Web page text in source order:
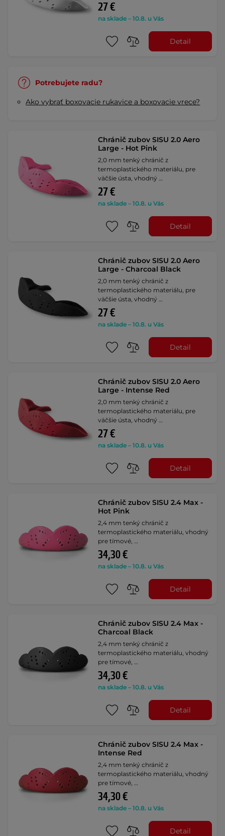
27 €
na sklade – 10.8. u Vás
Detail
Potrebujete radu?
Ako vybrať boxovacie rukavice a boxovacie vrece?
Chránič zubov SISU 2.0 Aero
Large - Hot Pink
2,0 mm tenký chránič z
termoplastického materiálu, pre
väčšie ústa, vhodný …
27 €
na sklade – 10.8. u Vás
Detail
Chránič zubov SISU 2.0 Aero
Large - Charcoal Black
2,0 mm tenký chránič z
termoplastického materiálu, pre
väčšie ústa, vhodný …
27 €
na sklade – 10.8. u Vás
Detail
Chránič zubov SISU 2.0 Aero
Large - Intense Red
2,0 mm tenký chránič z
termoplastického materiálu, pre
väčšie ústa, vhodný …
27 €
na sklade – 10.8. u Vás
Detail
Chránič zubov SISU 2.4 Max -
Hot Pink
2,4 mm tenký chránič z
termoplastického materiálu, vhodný
pre tímové, …
34,30 €
na sklade – 10.8. u Vás
Detail
Chránič zubov SISU 2.4 Max -
Charcoal Black
2,4 mm tenký chránič z
termoplastického materiálu, vhodný
pre tímové, …
34,30 €
na sklade – 10.8. u Vás
Detail
Chránič zubov SISU 2.4 Max -
Intense Red
2,4 mm tenký chránič z
termoplastického materiálu, vhodný
pre tímové, …
34,30 €
na sklade – 10.8. u Vás
Detail